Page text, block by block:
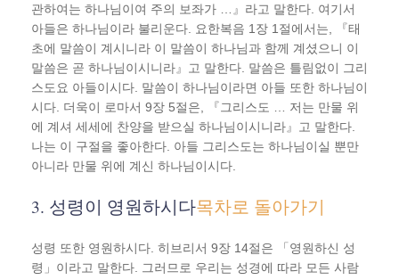
관하여는 하나님이여 주의 보좌가 …』라고 말한다. 여기서
아들은 하나님이라 불리운다. 요한복음 1장 1절에서는, 『태
초에 말씀이 계시니라 이 말씀이 하나님과 함께 계셨으니 이
말씀은 곧 하나님이시니라』고 말한다. 말씀은 틀림없이 그리
스도요 아들이시다. 말씀이 하나님이라면 아들 또한 하나님이
시다. 더욱이 로마서 9장 5절은, 『그리스도 … 저는 만물 위
에 계셔 세세에 찬양을 받으실 하나님이시니라』고 말한다.
나는 이 구절을 좋아한다. 아들 그리스도는 하나님이실 뿐만
아니라 만물 위에 계신 하나님이시다.
3. 성령이 영원하시다목차로 돌아가기
성령 또한 영원하시다. 히브리서 9장 14절은 「영원하신 성
령」이라고 말한다. 그러므로 우리는 성경에 따라 모든 사람